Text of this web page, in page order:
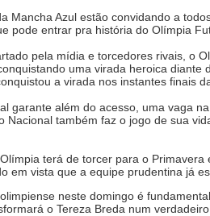
Mancha Azul estão convidando a
pode entrar pra história do Olímpia
pela mídia e torcedores rivais, o
uma virada heroica diante
a virada nos instantes finais
garante além do acesso, uma vaga
Nacional também faz o jogo de sua
terá de torcer para o
em vista que a equipe prudentina já
neste domingo é
o Tereza Breda num